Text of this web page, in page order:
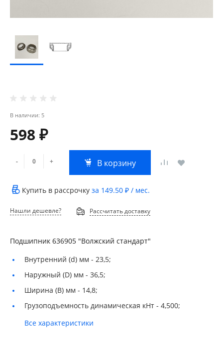
В наличии: 5
598 ₽
- + В корзину
Купить в рассрочку за 149.50 ₽ / мес.
Нашли дешевле? Рассчитать доставку
Подшипник 636905 "Волжский стандарт"
Внутренний (d) мм - 23,5;
Наружный (D) мм - 36,5;
Ширина (B) мм - 14,8;
Грузоподъемность динамическая кНт - 4,500;
Все характеристики